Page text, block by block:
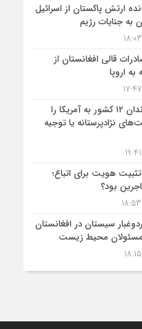
ارتش پاکستان از اسرائیل
به جنایات رژیم
قالی افغانستان از
به اروپا
ترامپ سفر شهروندان ۱۲ کشور به آمریکا را
نژادپرستانه یا توجیه
هویت برای اتباع؛
بود؟
سیستان در افغانستان
محیط زیست